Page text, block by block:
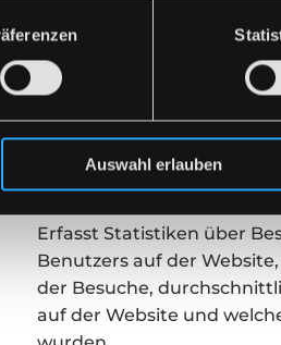
Auswahl erlauben
verwendet.
Erfasst Statistiken über
der Besuche,
auf der Website und
wurden.
Erfasst Statistiken über
Benutzers auf der Website,
der Besuche,
auf der Website und